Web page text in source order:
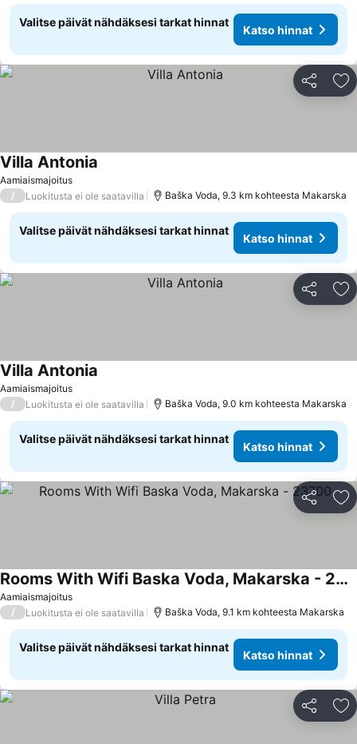
Valitse päivät nähdäksesi tarkat hinnat
Katso hinnat
Jaa
Aamiaismajoitus
Villa Antonia
/ Luokitusta ei ole saatavilla Baška Voda, 9.3 km kohteesta Makarska
Valitse päivät nähdäksesi tarkat hinnat
Katso hinnat
Jaa
Aamiaismajoitus
Villa Antonia
/ Luokitusta ei ole saatavilla Baška Voda, 9.0 km kohteesta Makarska
Valitse päivät nähdäksesi tarkat hinnat
Katso hinnat
Jaa
Aamiaismajoitus
Rooms With Wifi Baska Voda, Makarska - 23700
Katso hinnat
/ Luokitusta ei ole saatavilla Baška Voda, 9.1 km kohteesta Makarska
Valitse päivät nähdäksesi tarkat hinnat
Katso hinnat
Jaa